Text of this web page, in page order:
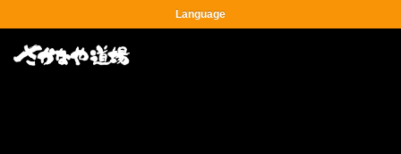
Language